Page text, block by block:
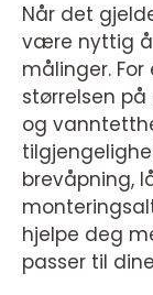
Når det
være nyttig å
målinger.
størrelsen
og
brevåpning,
hjelpe deg
passer til